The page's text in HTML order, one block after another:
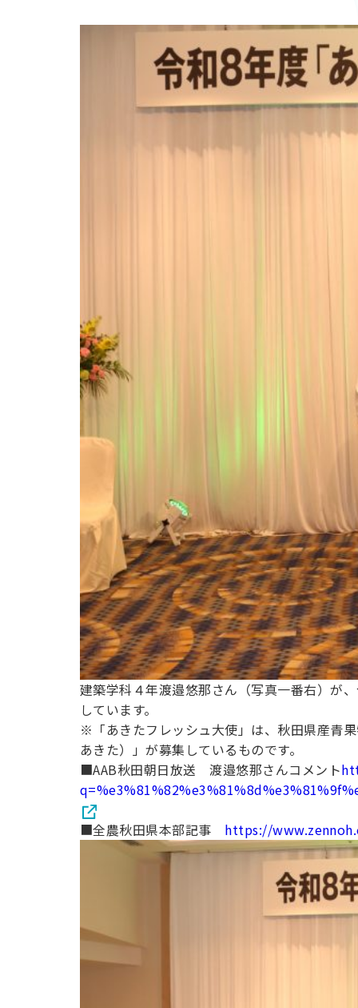
工学科 小
早川教授
が出演い
たしま
きたフレ
ッシュ大
使」に選
ばれまし
建築学科４年渡邉悠那さん（写真一番右）が
しています。
※「あきたフレッシュ大使」は、秋田県産青
あきた）」が募集しているものです。
■AAB秋田朝日放送 渡邉悠那さんコメント
■全農秋田県本部記事 https://